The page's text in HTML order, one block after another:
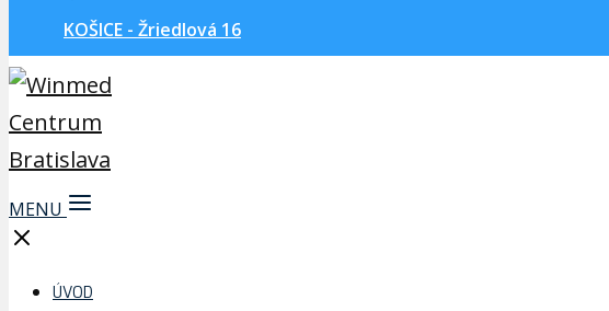
KOŠICE - Žriedlová 16
MENU
ÚVOD